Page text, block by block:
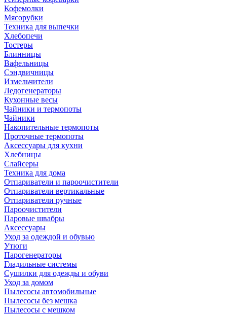
Кофемолки
Мясорубки
Техника для выпечки
Хлебопечи
Тостеры
Блинницы
Вафельницы
Сэндвичницы
Измельчители
Ледогенераторы
Кухонные весы
Чайники и термопоты
Чайники
Накопительные термопоты
Проточные термопоты
Аксессуары для кухни
Хлебницы
Слайсеры
Техника для дома
Отпариватели и пароочистители
Отпариватели вертикальные
Отпариватели ручные
Пароочистители
Паровые швабры
Аксессуары
Уход за одеждой и обувью
Утюги
Парогенераторы
Гладильные системы
Сушилки для одежды и обуви
Уход за домом
Пылесосы автомобильные
Пылесосы без мешка
Пылесосы с мешком